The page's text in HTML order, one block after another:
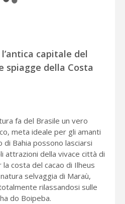
capitale del
spiagge della Costa
fa del Brasile un vero
meta ideale per gli amanti
Bahia possono lasciarsi
attrazioni della vivace città di
costa del cacao di Ilheus
selvaggia di Maraù,
rilassandosi sulle
do Boipeba.